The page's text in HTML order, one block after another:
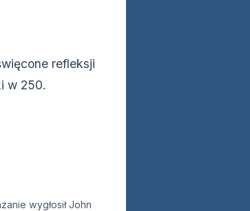
refleksji
w 250.
wygłosił John